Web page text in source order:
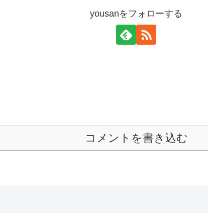
yousanをフォローする
コメントを書き込む